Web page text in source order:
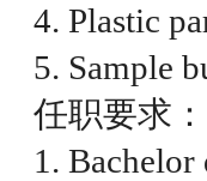
4. Plastic
5. Sample
任职要求：
1. Bachelor